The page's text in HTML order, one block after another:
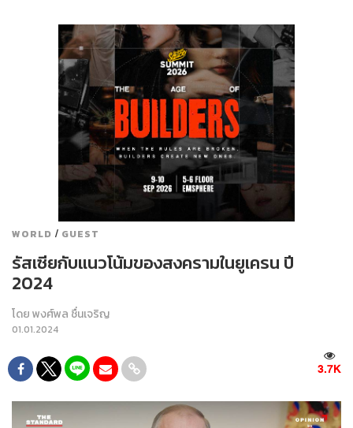
WORLD / GUEST
รัสเซียกับแนวโน้มของสงครามในยูเครน ปี
2024
โดยพงศ์พล ชื่นเจริญ
01.01.2024
3.7K